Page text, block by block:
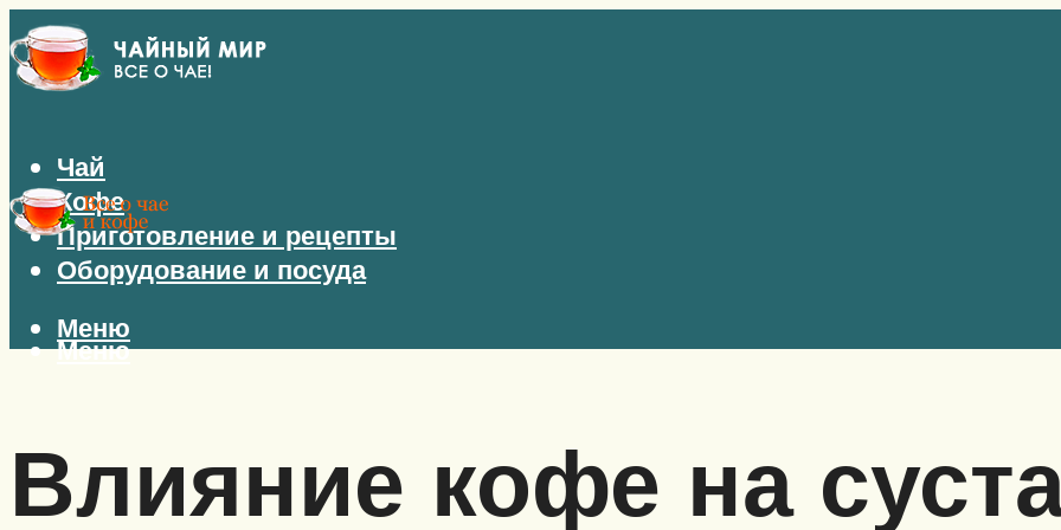
Чай
Кофе
Приготовление и рецепты
Оборудование и посуда
Меню
Меню
Влияние кофе на